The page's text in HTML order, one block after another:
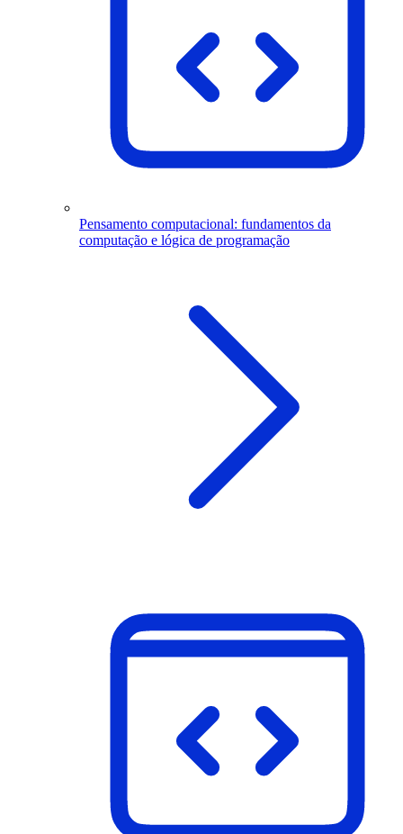
Pensamento computacional: fundamentos da
computação e lógica de programação